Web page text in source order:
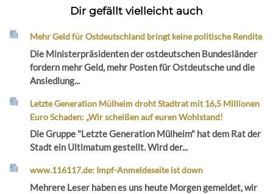
Dir gefällt vielleicht auch
Mehr Geld für Ostdeutschland bringt keine politische Rendite
Die Ministerpräsidenten der ostdeutschen Bundesländer
fordern mehr Geld, mehr Posten für Ostdeutsche und die
Ansiedlung...
Letzte Generation Mülheim droht Stadtrat mit 16,5 Millionen
Euro Schaden: „Wir scheißen auf euren Wohlstand!
Die Gruppe "Letzte Generation Mülheim" hat dem Rat der
Stadt ein Ultimatum gestellt. Wird der...
www.116117.de: Impf-Anmeldeseite ist down
Mehrere Leser haben es uns heute Morgen gemeldet, wir